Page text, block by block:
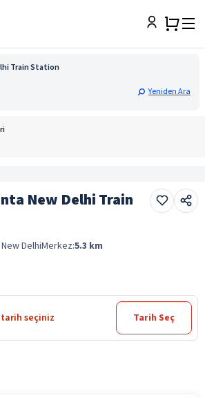
Train Station
Yeniden Ara
New Delhi Train
New DelhiMerkez:5.3 km
seçiniz Tarih Seç